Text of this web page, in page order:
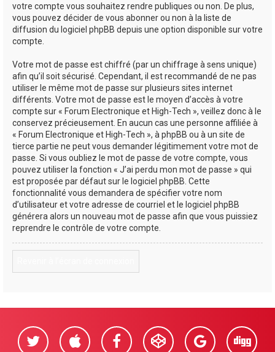
votre compte vous souhaitez rendre publiques ou non. De plus,
vous pouvez décider de vous abonner ou non à la liste de
diffusion du logiciel phpBB depuis une option disponible sur votre
compte.
Votre mot de passe est chiffré (par un chiffrage à sens unique)
afin qu’il soit sécurisé. Cependant, il est recommandé de ne pas
utiliser le même mot de passe sur plusieurs sites internet
différents. Votre mot de passe est le moyen d’accès à votre
compte sur « Forum Electronique et High-Tech », veillez donc à le
conservez précieusement. En aucun cas une personne affiliée à
« Forum Electronique et High-Tech », à phpBB ou à un site de
tierce partie ne peut vous demander légitimement votre mot de
passe. Si vous oubliez le mot de passe de votre compte, vous
pouvez utiliser la fonction « J’ai perdu mon mot de passe » qui
est proposée par défaut sur le logiciel phpBB. Cette
fonctionnalité vous demandera de spécifier votre nom
d’utilisateur et votre adresse de courriel et le logiciel phpBB
générera alors un nouveau mot de passe afin que vous puissiez
reprendre le contrôle de votre compte.